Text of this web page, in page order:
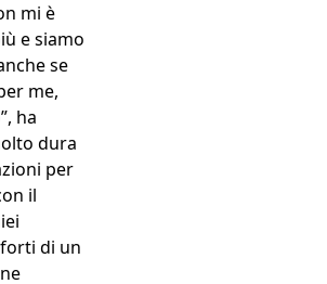
mi è
e siamo
se
me,
ha
dura
per
il
di un